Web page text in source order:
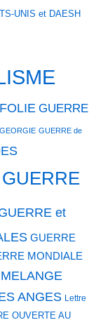
UNIS et DAESH
FOLIE GUERRE
GUERRE de
GUERRE
et
GUERRE
MONDIALE
ANGES Lettre
OUVERTE AU